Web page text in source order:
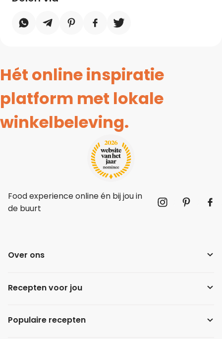
Hét online inspiratie
platform met lokale
winkelbeleving.
Food experience online én bij jou in
de buurt
Over ons
Recepten voor jou
Populaire recepten